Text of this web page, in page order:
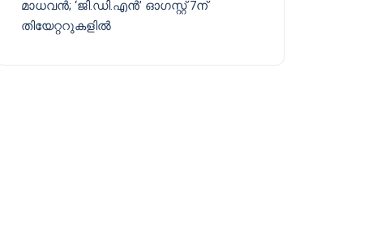
മാധവൻ; ‘ജി.ഡി.എൻ’ ഓഗസ്റ്റ് 7ന്
തിയേറ്ററുകളിൽ